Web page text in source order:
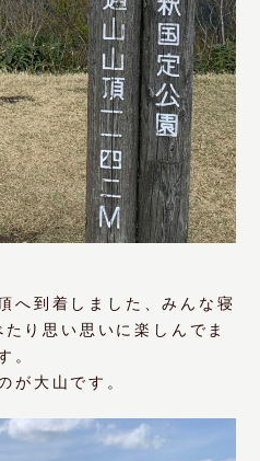
へ到着しました、みんな寝
り思い思いに楽しんでま
。
が大山です。